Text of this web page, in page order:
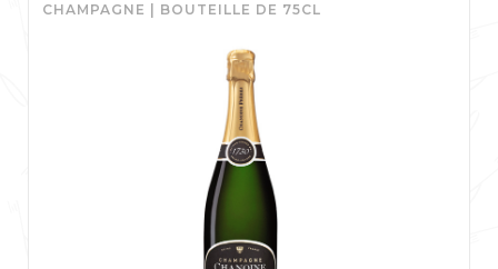
CHAMPAGNE | BOUTEILLE DE 75CL